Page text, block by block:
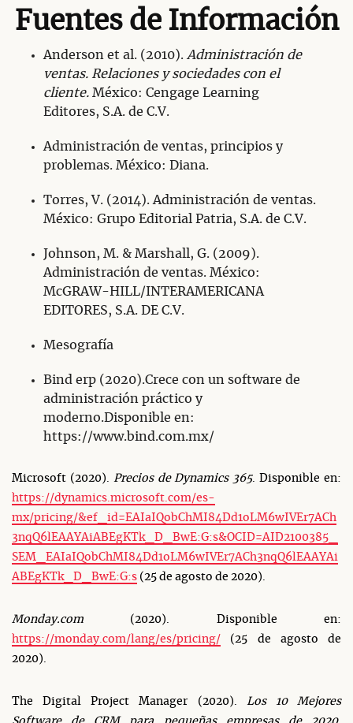
Fuentes de Información
Anderson et al. (2010). Administración de
ventas. Relaciones y sociedades con el
cliente. México: Cengage Learning
Editores, S.A. de C.V.
Administración de ventas, principios y
problemas. México: Diana.
Torres, V. (2014). Administración de ventas.
México: Grupo Editorial Patria, S.A. de C.V.
Johnson, M. & Marshall, G. (2009).
Administración de ventas. México:
McGRAW-HILL/INTERAMERICANA
EDITORES, S.A. DE C.V.
Mesografía
Bind erp (2020).Crece con un software de
administración práctico y
moderno.Disponible en:
https://www.bind.com.mx/
Microsoft (2020). Precios deDynamics 365.Disponible en:
https://dynamics.microsoft.com/es-
mx/pricing/&ef_id=EAIaIQobChMI84Dd1oLM6wIVEr7ACh
3nqQ6lEAAYAiABEgKTk_D_BwE:G:s&OCID=AID2100385_
SEM_EAIaIQobChMI84Dd1oLM6wIVEr7ACh3nqQ6lEAAYAi
ABEgKTk_D_BwE:G:s (25 de agosto de 2020).
Monday.com (2020). Disponible en:
https://monday.com/lang/es/pricing/
(25 de agosto de
2020).
The Digital Project Manager (2020). Los 10 Mejores